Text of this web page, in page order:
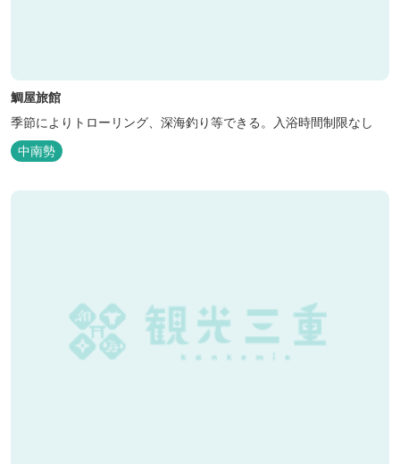
鯛屋旅館
季節によりトローリング、深海釣り等できる。入浴時間制限なし
中南勢